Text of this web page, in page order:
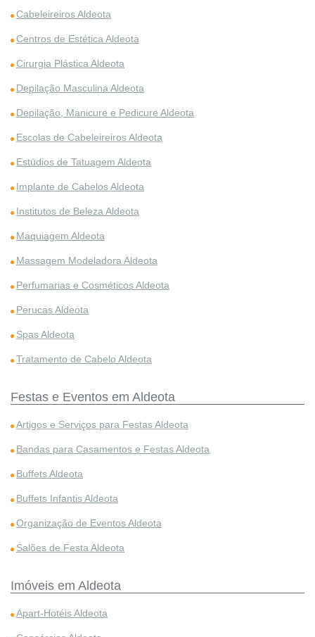
Cabeleireiros Aldeota
Centros de Estética Aldeota
Cirurgia Plástica Aldeota
Depilação Masculina Aldeota
Depilação, Manicure e Pedicure Aldeota
Escolas de Cabeleireiros Aldeota
Estúdios de Tatuagem Aldeota
Implante de Cabelos Aldeota
Institutos de Beleza Aldeota
Maquiagem Aldeota
Massagem Modeladora Aldeota
Perfumarias e Cosméticos Aldeota
Perucas Aldeota
Spas Aldeota
Tratamento de Cabelo Aldeota
Festas e Eventos em Aldeota
Artigos e Serviços para Festas Aldeota
Bandas para Casamentos e Festas Aldeota
Buffets Aldeota
Buffets Infantis Aldeota
Organização de Eventos Aldeota
Salões de Festa Aldeota
Imóveis em Aldeota
Apart-Hotéis Aldeota